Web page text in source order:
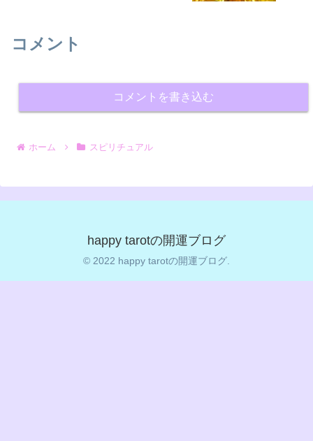
コメント
コメントを書き込む
ホーム スピリチュアル
happy tarotの開運ブログ
© 2022 happy tarotの開運ブログ.